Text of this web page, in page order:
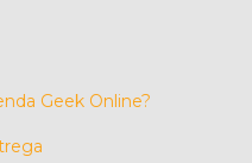
Geek Online?